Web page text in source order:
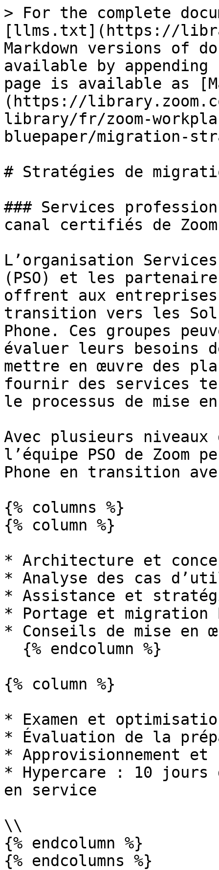
> For the complete
[llms.txt](https://
Markdown versions of
available by
page is available as
(https://
library/fr/zoom-
bluepaper/migration-
# Stratégies de
### Services
canal certifiés de Zoom
L’organisation
(PSO) et les
offrent aux
transition vers les
Phone. Ces groupes
évaluer leurs besoins
mettre en œuvre des
fournir des services
le processus de mise
Avec plusieurs
l’équipe PSO de Zoom
Phone en transition
{% columns %}
{% column %}
* Architecture et
* Analyse des cas
* Assistance et
* Portage et migration
* Conseils de mise en
{% column %}
* Examen et
* Évaluation de la
* Approvisionnement
* Hypercare : 10 jours
en service
\\
{% endcolumn %}
{% endcolumns %}